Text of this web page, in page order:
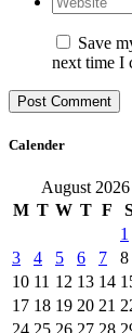
Save
next time I
Calender
August 2026
M T W T F
1
3
4 5 6 7 8
10 11 12 13 14
17 18 19 20 21
24 25 26 27 28